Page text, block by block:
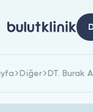
Diğer DT. Burak